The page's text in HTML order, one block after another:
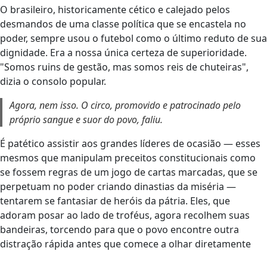
O brasileiro, historicamente cético e calejado pelos
desmandos de uma classe política que se encastela no
poder, sempre usou o futebol como o último reduto de sua
dignidade. Era a nossa única certeza de superioridade.
"Somos ruins de gestão, mas somos reis de chuteiras",
dizia o consolo popular.
Agora, nem isso. O circo, promovido e patrocinado pelo
próprio sangue e suor do povo, faliu.
É patético assistir aos grandes líderes de ocasião — esses
mesmos que manipulam preceitos constitucionais como
se fossem regras de um jogo de cartas marcadas, que se
perpetuam no poder criando dinastias da miséria —
tentarem se fantasiar de heróis da pátria. Eles, que
adoram posar ao lado de troféus, agora recolhem suas
bandeiras, torcendo para que o povo encontre outra
distração rápida antes que comece a olhar diretamente